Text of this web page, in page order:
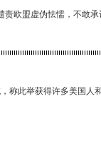
责欧盟虚伪怯懦，不敢承
称此举获得许多美国人